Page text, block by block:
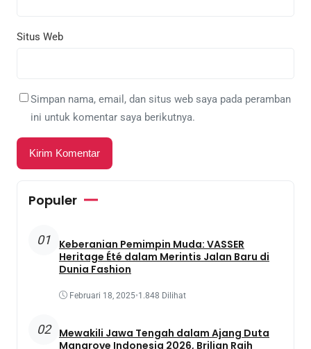
Situs Web
Simpan nama, email, dan situs web saya pada peramban
ini untuk komentar saya berikutnya.
Populer
01
Keberanian Pemimpin Muda: VASSER
Heritage Été dalam Merintis Jalan Baru di
Dunia Fashion
Februari 18, 2025•1.848 Dilihat
02
Mewakili Jawa Tengah dalam Ajang Duta
Mangrove Indonesia 2026, Brilian Raih